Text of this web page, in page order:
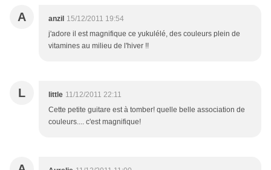
A anzil 15/12/2011 19:54
j'adore il est magnifique ce yukulélé, des couleurs plein de
vitamines au milieu de l'hiver !!
L little 11/12/2011 22:11
Cette petite guitare est à tomber! quelle belle association de
couleurs.... c'est magnifique!